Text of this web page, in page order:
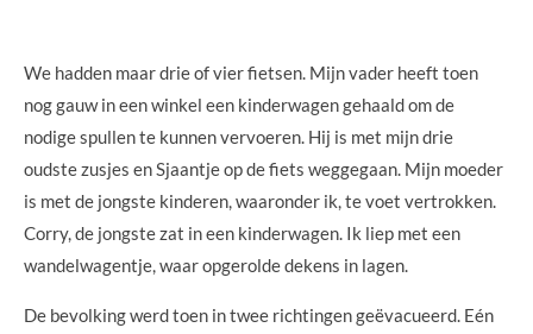
We hadden maar drie of vier fietsen. Mijn vader heeft toen
nog gauw in een winkel een kinderwagen gehaald om de
nodige spullen te kunnen vervoeren. Hij is met mijn drie
oudste zusjes en Sjaantje op de fiets weggegaan. Mijn moeder
is met de jongste kinderen, waaronder ik, te voet vertrokken.
Corry, de jongste zat in een kinderwagen. Ik liep met een
wandelwagentje, waar opgerolde dekens in lagen.
De bevolking werd toen in twee richtingen geëvacueerd. Eén